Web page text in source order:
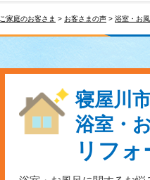
ご家庭のお客さま > お客さまの声 > 浴室・お
寝屋川
浴室・
リフォ